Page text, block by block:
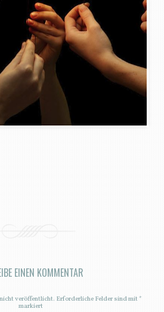
EINEN KOMMENTAR
veröffentlicht. Erforderliche Felder sind mit*
markiert